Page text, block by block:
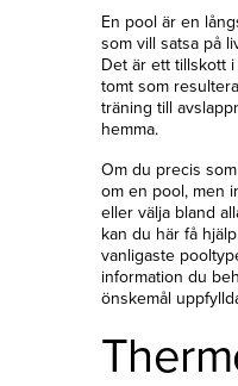
En pool är en
som vill satsa på
Det är ett tillskott
tomt som
träning till
hemma.
Om du precis
om en pool, men
eller välja bland
kan du här få
vanligaste
information du
önskemål